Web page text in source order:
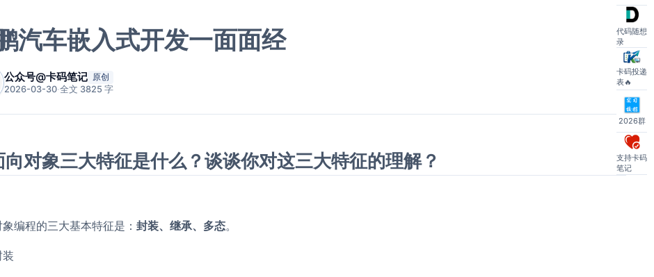
汽车嵌入式开发一面面经
公众号@卡码笔记 原创
2026-03-30·全文 3825 字
向对象三大特征是什么？谈谈你对这三大特征的理解？
编程的三大基本特征是： 封装、继承、多态。
装
代码随想
录
卡码投递
表🔥
2026群
支持卡码
笔记